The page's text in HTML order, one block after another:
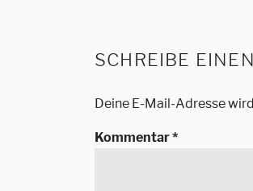
SCHREIBE
Deine E-Mail-Adresse
Kommentar*